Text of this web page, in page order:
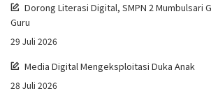
Dorong Literasi Digital, SMPN 2 Mumbulsari
Guru
29 Juli 2026
Media Digital Mengeksploitasi Duka Anak
28 Juli 2026